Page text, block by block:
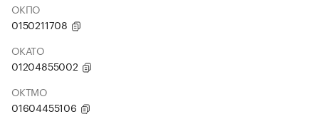
ОКПО
0150211708
ОКАТО
01204855002
ОКТМО
01604455106